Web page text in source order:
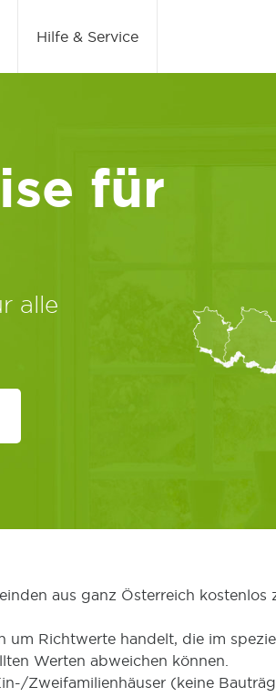
Hilfe & Service
für
alle
aus ganz Österreich kostenlos
um Richtwerte handelt, die im
Werten abweichen können.
Zweifamilienhäuser (keine